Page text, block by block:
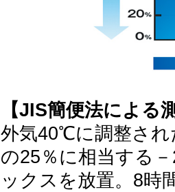
【JIS簡便法による
外気40℃に調整され
の25％に相当する
ックスを放置。8時